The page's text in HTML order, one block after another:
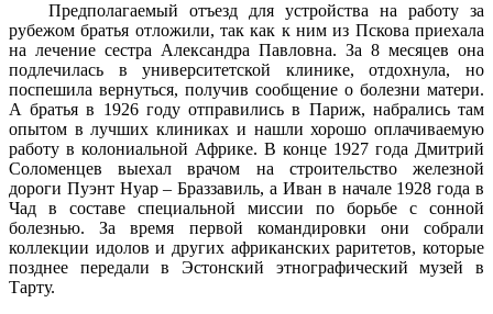
Предполагаемый отъезд для устройства на работу за
рубежом братья отложили, так как к ним из Пскова приехала
на лечение сестра Александра Павловна. За 8 месяцев она
подлечилась в университетской клинике, отдохнула, но
поспешила вернуться, получив сообщение о болезни матери.
А братья в 1926 году отправились в Париж, набрались там
опытом в лучших клиниках и нашли хорошо оплачиваемую
работу в колониальной Африке. В конце 1927 года Дмитрий
Соломенцев выехал врачом на строительство железной
дороги Пуэнт Нуар – Браззавиль, а Иван в начале 1928 года в
Чад в составе специальной миссии по борьбе с сонной
болезнью. За время первой командировки они собрали
коллекции идолов и других африканских раритетов, которые
позднее передали в Эстонский этнографический музей в
Тарту.